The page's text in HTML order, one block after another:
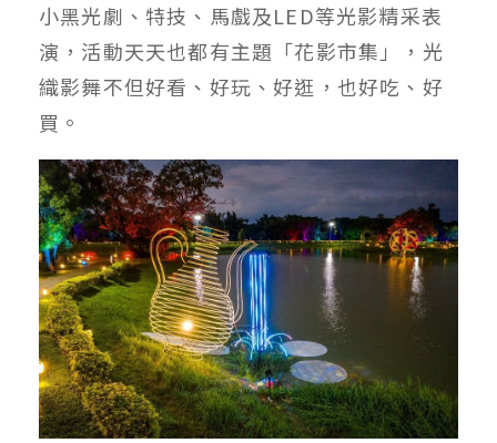
小黑光劇、特技、馬戲及LED等光影精采表
演，活動天天也都有主題「花影市集」，光
織影舞不但好看、好玩、好逛，也好吃、好
買。